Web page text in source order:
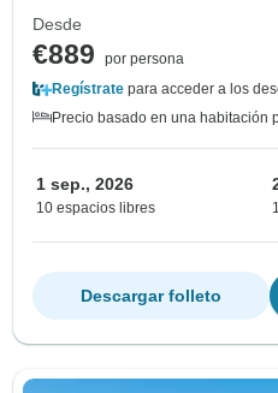
Desde
€889
por persona
Regístrate para acceder a los
Precio basado en una habitación
1 sep., 2026
10 espacios libres
Descargar folleto